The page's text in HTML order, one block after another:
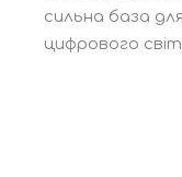
сильна база
цифрового